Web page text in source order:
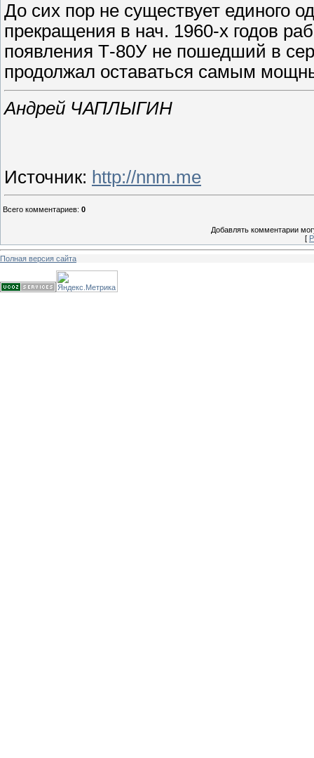
До сих пор не существует единого
прекращения в нач. 1960‑х годов
появления Т‑80У не пошедший в
продолжал оставаться самым
Андрей ЧАПЛЫГИН
Источник: http://nnm.me
Всего комментариев: 0
Добавлять комментарии
[
Полная версия сайта